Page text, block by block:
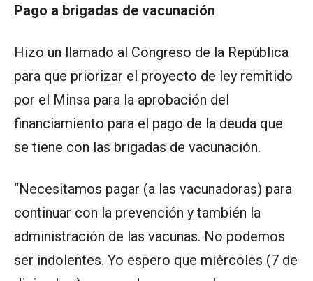
Pago a brigadas de vacunación
Hizo un llamado al Congreso de la República
para que priorizar el proyecto de ley remitido
por el Minsa para la aprobación del
financiamiento para el pago de la deuda que
se tiene con las brigadas de vacunación.
“Necesitamos pagar (a las vacunadoras) para
continuar con la prevención y también la
administración de las vacunas. No podemos
ser indolentes. Yo espero que miércoles (7 de